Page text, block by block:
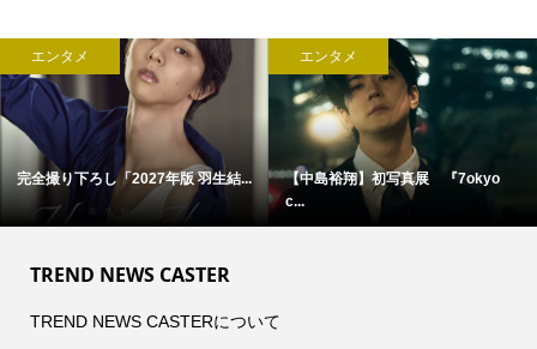
エンタメ
完全撮り下ろし「2027年版 羽生結...
エンタメ
【中島裕翔】初写真展 『7okyo
c...
TREND NEWS CASTER
TREND NEWS CASTERについて